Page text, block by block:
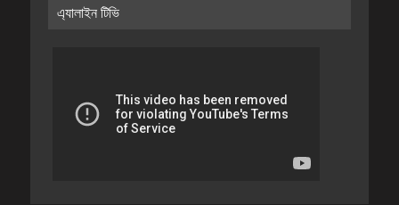
এ্যালাইন টিভি